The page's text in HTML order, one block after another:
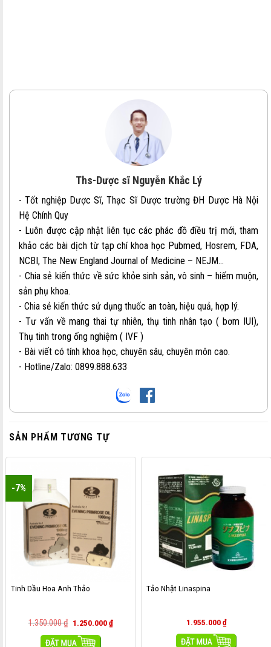
Ths-Dược sĩ Nguyễn Khắc Lý
- Tốt nghiệp Dược Sĩ, Thạc Sĩ Dược trường ĐH Dược Hà Nội
Hệ Chính Quy
- Luôn được cập nhật liên tục các phác đồ điều trị mới, tham
khảo các bài dịch từ tạp chí khoa học Pubmed, Hosrem, FDA,
NCBI, The New England Journal of Medicine – NEJM…
- Chia sẻ kiến thức về sức khỏe sinh sản, vô sinh – hiếm muộn,
sản phụ khoa.
- Chia sẻ kiến thức sử dụng thuốc an toàn, hiệu quả, hợp lý.
- Tư vấn về mang thai tự nhiên, thụ tinh nhân tạo ( bơm IUI),
Thụ tinh trong ống nghiệm ( IVF )
- Bài viết có tính khoa học, chuyên sâu, chuyên môn cao.
- Hotline/Zalo: 0899.888.633
SẢN PHẨM TƯƠNG TỰ
-7%
Tinh Dầu Hoa Anh Thảo
1.350.000₫ 1.250.000₫
MUA HÀNG
Tảo Nhật Linaspina
1.955.000₫
MUA HÀNG